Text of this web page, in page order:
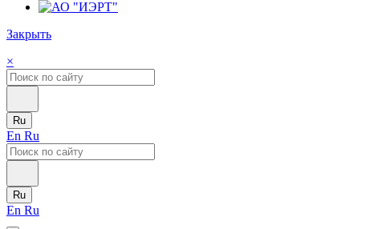
Закрыть
×
Ru
En Ru
Ru
En Ru